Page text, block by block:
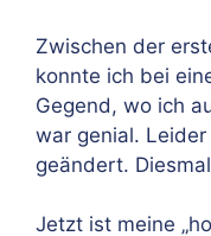
Zwischen der
konnte ich bei
Gegend, wo ich
war genial.
geändert.
Jetzt ist meine